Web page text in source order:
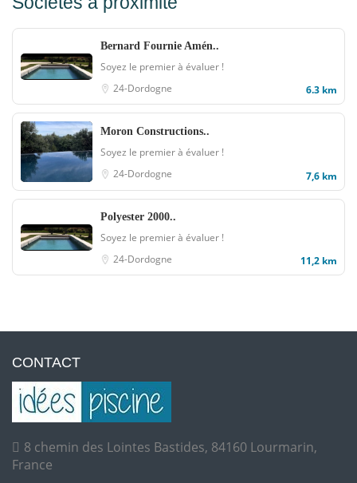
Bernard Fournie Amén..
Soyez le premier à évaluer !
24-Dordogne
6.3 km
Moron Constructions..
Soyez le premier à évaluer !
24-Dordogne
7,6 km
Polyester 2000..
Soyez le premier à évaluer !
24-Dordogne
11,2 km
CONTACT
8 chemin des Lointes Bastides, 84160 Lourmarin,
France